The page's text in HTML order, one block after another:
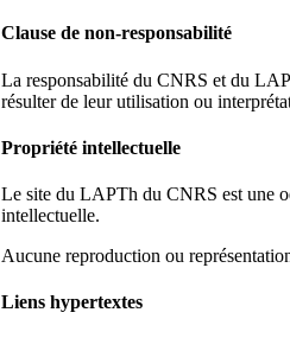
Clause de non-responsabilité
La responsabilité du CNRS et du
résulter de leur utilisation ou
Propriété intellectuelle
Le site du LAPTh du CNRS est une
intellectuelle.
Aucune reproduction ou
Liens hypertextes